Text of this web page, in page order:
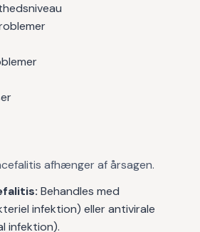
afhænger af årsagen.
Behandles med
infektion) eller antivirale
infektion).